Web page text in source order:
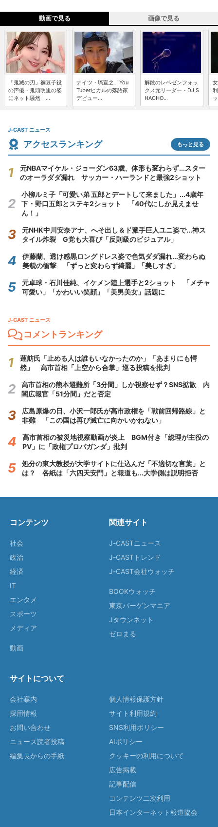
動画で見る 画像で見る
「鬼滅の刃」禰豆子役
の声優・鬼頭明里の姿
にネット騒然 ...
ナイツ・塙宣之、You
Tuberヒカルの落語家
デビュー...
解散のレペゼンフォッ
クス元リーダー・DJ S
HACHO...
J-CAST ニュース
アクセスランキング もっと見る
元NBAマイケル・ジョーダン63歳、体形も変わらず...スター
のオーラダダ漏れ サッカー・ハーランドと最強2ショット
小柳ルミ子「可愛い弟 五郎とデートして来ました」...4歳年
下・野口五郎とステキ2ショット 「40代にしか見えませ
ん！」
元NHK中川安奈アナ、へそ出し＆ド派手巨人ユニ姿で...神ス
タイル炸裂 G党も大喜び「反則級のビジュアル」
伊藤蘭、透け感黒ロングドレス姿で色気ダダ漏れ...変わらぬ
美貌の衝撃 「ずっと変わらず綺麗」「美しすぎ」
元卓球・石川佳純、イケメン陸上選手と2ショット 「メチャ
可愛い」「かわいい笑顔」「美男美女」話題に
J-CAST ニュース
コメントランキング
蓮舫氏「止める人は誰もいなかったのか」「あまりにも愕
然」 高市首相「上空から合掌」巡る投稿を批判
高市首相の熊本避難所「3分間」しか視察せず？SNS拡散 内
閣広報官「51分間」だと否定
広島原爆の日、小沢一郎氏が高市政権を「戦前回帰路線」と
非難 「この国は再び滅亡に向かいかねない」
高市首相の被災地視察動画が炎上 BGM付き「総理が主役の
PV」に「政権プロパガンダ」批判
処分の東大教授が大学サイトに仕込んだ「不適切な言葉」と
は？ 各紙は「六四天安門」と報道も...大学側は説明拒否
コンテンツ
社会
政治
経済
IT
エンタメ
スポーツ
メディア
動画
関連サイト
J-CASTニュース
J-CASTトレンド
J-CAST会社ウォッチ
BOOKウォッチ
東京バーゲンマニア
Jタウンネット
ゼロまる
サイトについて
会社案内
採用情報
お問い合わせ
ニュース読者投稿
編集長からの手紙
個人情報保護方針
サイト利用規約
SNS利用ポリシー
AIポリシー
クッキーの利用について
広告掲載
記事配信
コンテンツ二次利用
日本インターネット報道協会